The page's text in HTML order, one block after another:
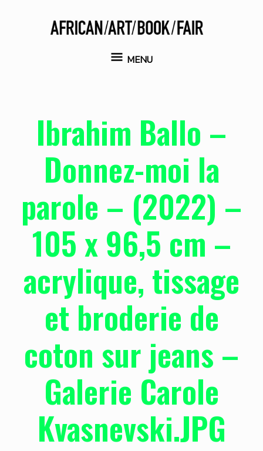
MENU
MENU
Ibrahim Ballo –
Donnez-moi la
parole – (2022) –
105 x 96,5 cm –
acrylique, tissage
et broderie de
coton sur jeans –
Galerie Carole
Kvasnevski.JPG